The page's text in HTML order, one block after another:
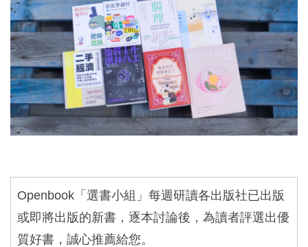
Openbook 「選書小組」每週研讀各出版社已出版
或即將出版的新書，逐本討論後，為讀者評選出優
質好書，誠心推薦給您。